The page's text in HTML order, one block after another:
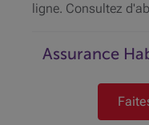
ligne. Consultez
Assurance